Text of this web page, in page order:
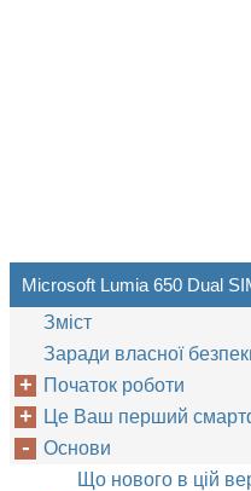
Microsoft Lumia 650 Dual
Зміст
Заради власної
Початок роботи
Це Ваш перший
Основи
Що нового в цій